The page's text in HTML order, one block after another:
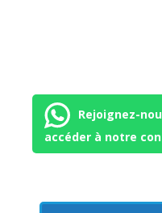
Rejoignez-
accéder à notre